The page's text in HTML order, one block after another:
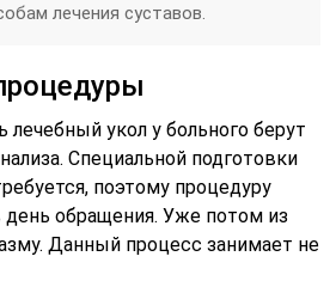
лечения суставов.
укол у больного берут
Специальной подготовки
поэтому процедуру
обращения. Уже потом из
Данный процесс занимает не